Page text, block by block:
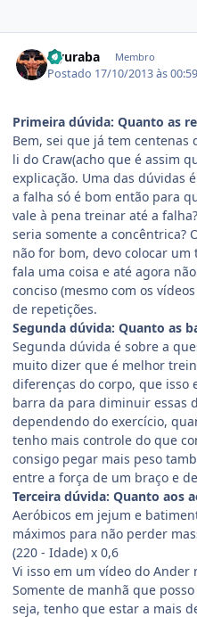
Hyuraba Membro
Postado 17/10/2013 às 00:59
Primeira dúvida: Quanto as
Bem, sei que já tem
li do Craw(acho que é assim
explicação. Uma das dúvidas
a falha só é bom então para
vale à pena treinar até a
seria somente a concêntrica?
não for bom, devo colocar um
fala uma coisa e até agora
conciso (mesmo com os
de repetições.
Segunda dúvida: Quanto as
Segunda dúvida é sobre a
muito dizer que é melhor
diferenças do corpo, que isso
barra da para diminuir essas
dependendo do exercício,
tenho mais controle do que
consigo pegar mais peso
entre a força de um braço e
Terceira dúvida: Quanto aos
Aeróbicos em jejum e
máximos para não perder
(220 - Idade) x 0,6
Vi isso em um vídeo do Ander
Somente de manhã que
seja, tenho que estar a mais